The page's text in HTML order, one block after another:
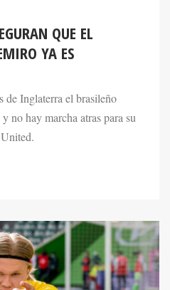
QUE EL
YA ES
Inglaterra el brasileño
no hay marcha atras para su